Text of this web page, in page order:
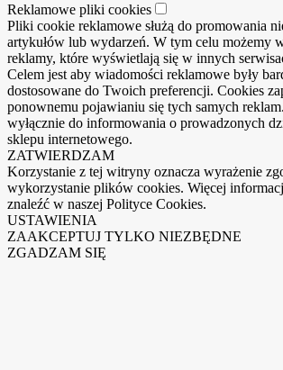
Reklamowe pliki cookies
Pliki cookie reklamowe służą do promowania
artykułów lub wydarzeń. W tym celu możemy
reklamy, które wyświetlają się w innych
Celem jest aby wiadomości reklamowe były
dostosowane do Twoich preferencji. Cookies
ponownemu pojawianiu się tych samych
wyłącznie do informowania o prowadzonych
sklepu internetowego.
ZATWIERDZAM
Korzystanie z tej witryny oznacza wyrażenie
wykorzystanie plików cookies. Więcej
znaleźć w naszej Polityce Cookies.
USTAWIENIA
ZAAKCEPTUJ TYLKO NIEZBĘDNE
ZGADZAM SIĘ